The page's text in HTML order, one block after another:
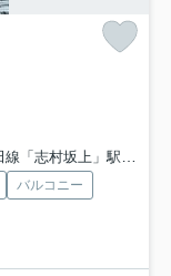
志村坂上」駅 徒歩7分
バルコニー